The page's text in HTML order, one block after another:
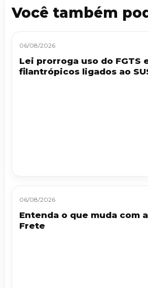
Você também
06/08/2026
Lei prorroga uso do FGTS
filantrópicos ligados ao
06/08/2026
Entenda o que muda com
Frete